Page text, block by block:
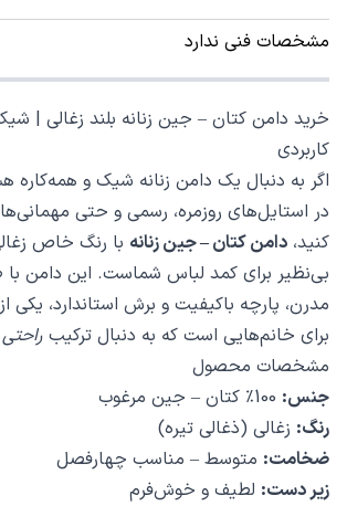
مشخصات فنی ندارد
خرید دامن کتان – جین زنانه بلند زغالی |
کاربردی
اگر به دنبال یک دامن زنانه شیک و همه‌کاره
در استایل‌های روزمره، رسمی و حتی
کنید، دامن کتان – جین زنانه با رنگ خاص
بی‌نظیر برای کمد لباس شماست. این دامن با
مدرن، پارچه باکیفیت و برش استاندارد، یکی
برای خانم‌هایی است که به دنبال ترکیب
مشخصات محصول
جنس:
رنگ: زغالی (ذغالی تیره)
ضخامت: متوسط – مناسب چهارفصل
زیر دست: لطیف و خوش‌فرم